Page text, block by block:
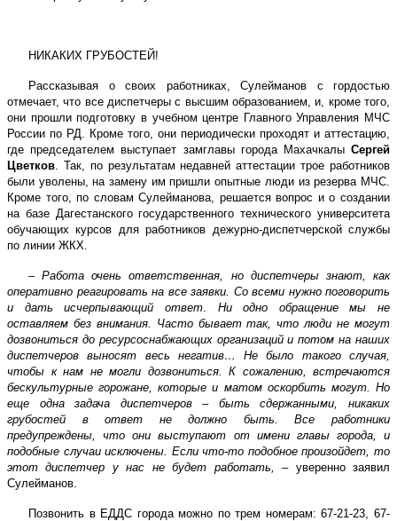
НИКАКИХ ГРУБОСТЕЙ!
Рассказывая о своих работниках, Сулейманов с гордостью
отмечает, что все диспетчеры с высшим образованием, и, кроме того,
они прошли подготовку в учебном центре Главного Управления МЧС
России по РД. Кроме того, они периодически проходят и аттестацию,
где председателем выступает замглавы города Махачкалы Сергей
Цветков . Так, по результатам недавней аттестации трое работников
были уволены, на замену им пришли опытные люди из резерва МЧС.
Кроме того, по словам Сулейманова, решается вопрос и о создании
на базе Дагестанского государственного технического университета
обучающих курсов для работников дежурно-диспетчерской службы
по линии ЖКХ.
– Работа очень ответственная, но диспетчеры знают, как
оперативно реагировать на все заявки. Со всеми нужно поговорить
и дать исчерпывающий ответ. Ни одно обращение мы не
оставляем без внимания. Часто бывает так, что люди не могут
дозвониться до ресурсоснабжающих организаций и потом на наших
диспетчеров выносят весь негатив… Не было такого случая,
чтобы к нам не могли дозвониться. К сожалению, встречаются
бескультурные горожане, которые и матом оскорбить могут. Но
еще одна задача диспетчеров – быть сдержанными, никаких
грубостей в ответ не должно быть. Все работники
предупреждены, что они выступают от имени главы города, и
подобные случаи исключены. Если что-то подобное произойдет, то
этот диспетчер у нас не будет работать, – уверенно заявил
Сулейманов.
Позвонить в ЕДДС города можно по трем номерам: 67-21-23, 67-